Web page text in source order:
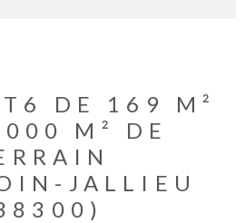
DE 169 M²
M² DE
JALLIEU